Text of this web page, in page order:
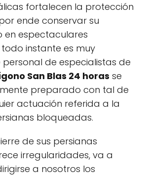
fortalecen la protección
ende conservar su
en espectaculares
instante es muy
personal de especialistas de
San Blas 24 horas se
preparado con tal de
actuación referida a la
bloqueadas.
de sus persianas
irregularidades, va a
a nosotros los